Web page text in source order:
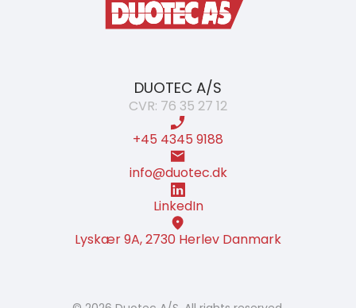
DUOTEC A/S
CVR: 76 35 27 12
+45 4345 9188
info@duotec.dk
LinkedIn
Lyskær 9A, 2730 Herlev Danmark